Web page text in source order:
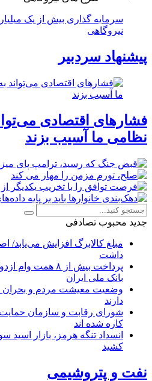
سرمایه گذاری بیش از یک
نیروگاهی
پیشنهاد سردبیر
فشارهای اقتصادی
نظامی ما آسیب بزند
جدید محبوب تصادفی
مبلغ کالابرگ افزایش می‌یابد/
داشت
پرداخت بیش از ۸
بانک ملی ایران
وضعیت معیشت مردم و بحران
دارند
شورای رقابت و سازمان
کاره شده اند
انسداد تنگه هرمز، بازار
کشید
نفت و پتروشیمی